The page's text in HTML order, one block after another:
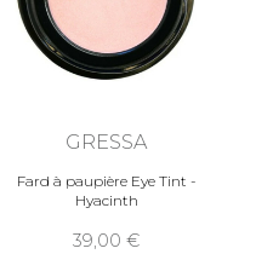
GRESSA
Fard à paupière Eye Tint -
Hyacinth
39,00